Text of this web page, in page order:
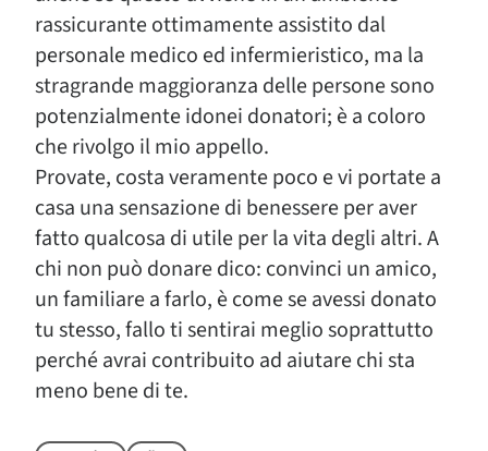
rassicurante ottimamente assistito dal
personale medico ed infermieristico, ma la
stragrande maggioranza delle persone sono
potenzialmente idonei donatori; è a coloro
che rivolgo il mio appello.
Provate, costa veramente poco e vi portate a
casa una sensazione di benessere per aver
fatto qualcosa di utile per la vita degli altri. A
chi non può donare dico: convinci un amico,
un familiare a farlo, è come se avessi donato
tu stesso, fallo ti sentirai meglio soprattutto
perché avrai contribuito ad aiutare chi sta
meno bene di te.